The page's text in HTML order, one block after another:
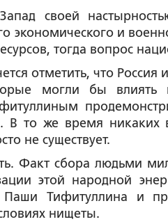
своей
экономического и
тогда вопрос
отметить, что
могли бы
В то же время никаких
не существует.
Факт сбора людьми
этой народной
Тифитуллина и
нищеты.